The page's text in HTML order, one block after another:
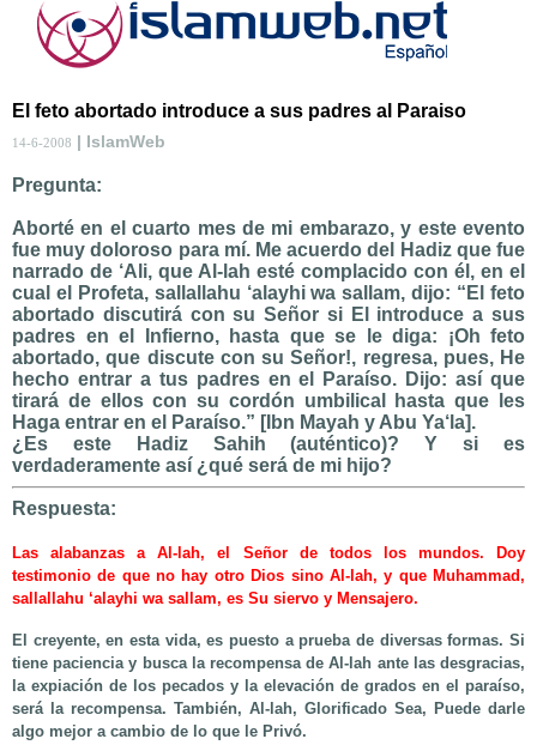
El feto abortado introduce a sus padres al Paraiso
14-6-2008 | IslamWeb
Pregunta:
Aborté en el cuarto mes de mi embarazo, y este evento
fue muy doloroso para mí. Me acuerdo del Hadiz que fue
narrado de ‘Ali, que Al-lah esté complacido con él, en el
cual el Profeta, sallallahu ‘alayhi wa sallam, dijo: “El feto
abortado discutirá con su Señor si El introduce a sus
padres en el Infierno, hasta que se le diga: ¡Oh feto
abortado, que discute con su Señor!, regresa, pues, He
hecho entrar a tus padres en el Paraíso. Dijo: así que
tirará de ellos con su cordón umbilical hasta que les
Haga entrar en el Paraíso.” [Ibn Mayah y Abu Ya‘la].
¿Es este Hadiz Sahih (auténtico)? Y si es
verdaderamente así ¿qué será de mi hijo?
Respuesta:
Las alabanzas a Al-lah, el Señor de todos los mundos. Doy
testimonio de que no hay otro Dios sino Al-lah, y que Muhammad,
sallallahu ‘alayhi wa sallam, es Su siervo y Mensajero.
El creyente, en esta vida, es puesto a prueba de diversas formas. Si
tiene paciencia y busca la recompensa de Al-lah ante las desgracias,
la expiación de los pecados y la elevación de grados en el paraíso,
será la recompensa. También, Al-lah, Glorificado Sea, Puede darle
algo mejor a cambio de lo que le Privó.